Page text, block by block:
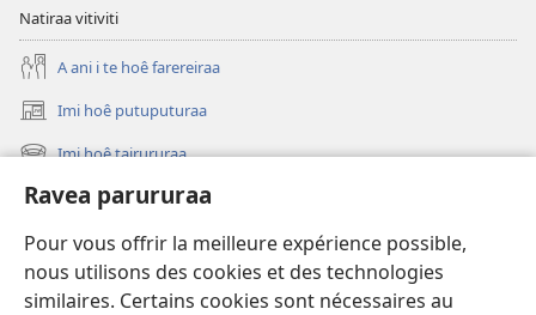
Ravea parururaa
Pour vous offrir la meilleure expérience possible,
nous utilisons des cookies et des technologies
similaires. Certains cookies sont nécessaires au
Natiraa vitiviti
A ani i te hoê farereiraa
Imi hoê putuputuraa
(opens
new Imi hoê tairururaa
(opens
new
window)
Eaha te mea apî
Video
Maimiraa